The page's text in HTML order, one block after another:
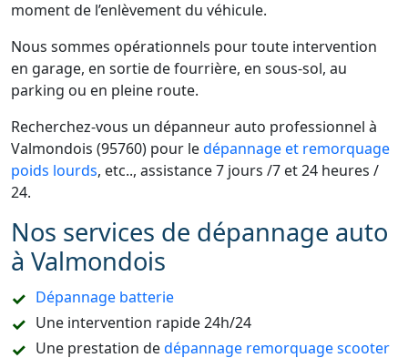
moment de l’enlèvement du véhicule.
Nous sommes opérationnels pour toute intervention
en garage, en sortie de fourrière, en sous-sol, au
parking ou en pleine route.
Recherchez-vous un dépanneur auto professionnel à
Valmondois (95760) pour ledépannage et remorquage
poids lourds, etc.., assistance 7 jours /7 et 24 heures /
24.
Nos services de dépannage auto
à Valmondois
Dépannage batterie
Une intervention rapide 24h/24
Une prestation dedépannage remorquage scooter